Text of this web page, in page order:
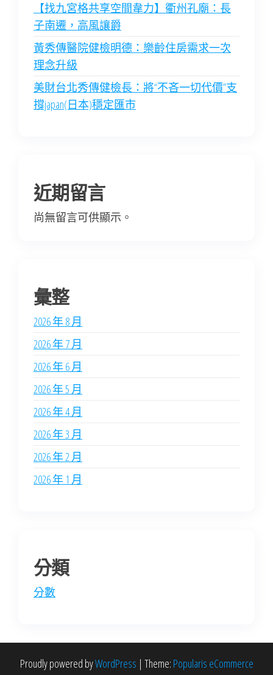
【找九宮格共享空間韋力】衢州孔廟：長
子南遷，高風讓爵
黃秀傳醫院健檢明德：樂齡住房需求一次
理念升級
美財台北秀傳健檢長：將“不吝一切代價”支
撐japan(日本)穩定匯市
近期留言
尚無留言可供顯示。
彙整
2026 年 8 月
2026 年 7 月
2026 年 6 月
2026 年 5 月
2026 年 4 月
2026 年 3 月
2026 年 2 月
2026 年 1 月
分類
分數
Proudly powered byWordPress | Theme: Popularis eCommerce